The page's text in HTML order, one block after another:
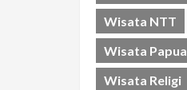
Wisata NTT
Wisata Papua
Wisata Religi